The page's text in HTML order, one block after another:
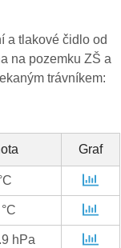
a tlakové čidlo od
na pozemku ZŠ a
trávníkem:
Graf
hPa